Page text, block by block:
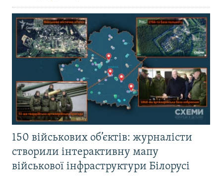
150 військових об’єктів: журналісти
створили інтерактивну мапу
військової інфраструктури Білорусі